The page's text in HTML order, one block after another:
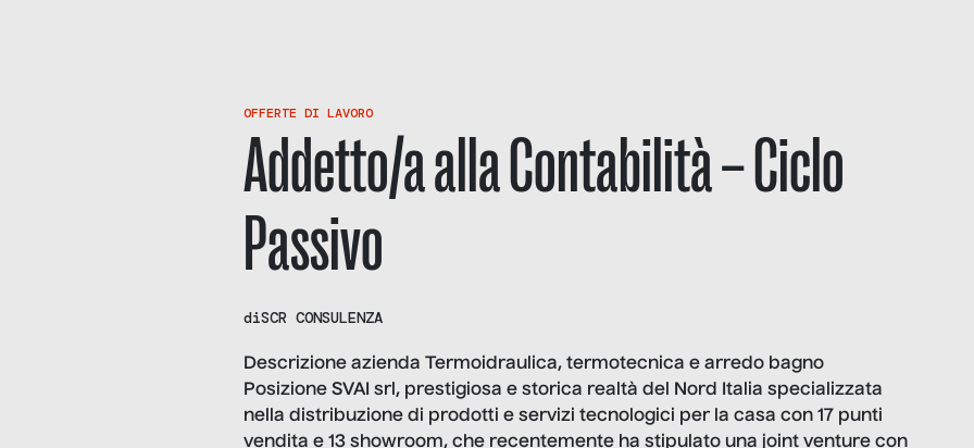
OFFERTE DI LAVORO
Addetto/a alla Contabilità – Ciclo
Passivo
diSCR CONSULENZA
Descrizione azienda Termoidraulica, termotecnica e arredo bagno
Posizione SVAI srl, prestigiosa e storica realtà del Nord Italia specializzata
nella distribuzione di prodotti e servizi tecnologici per la casa con 17 punti
vendita e 13 showroom, che recentemente ha stipulato una joint venture con